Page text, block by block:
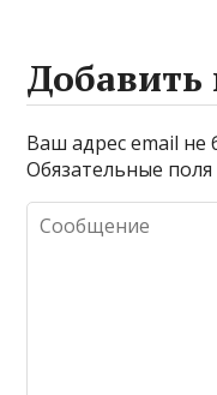
Ваш адрес email не
Обязательные